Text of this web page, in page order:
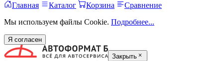
Главная
Каталог Корзина
Сравнение
Мы используем файлы Cookie. Подробнее...
Я согласен
Закрыть